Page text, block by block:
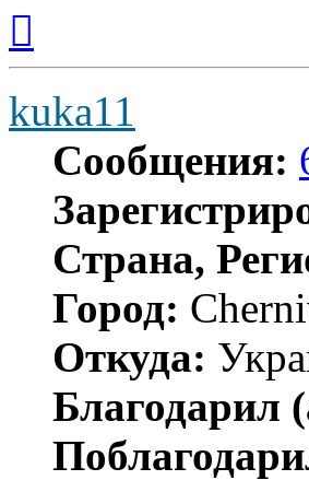
началу
kuka11
Сообщения:
Страна,
Город:
Откуда:
Благодарил